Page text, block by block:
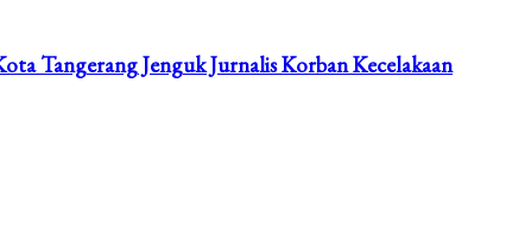
Tangerang Jenguk Jurnalis Korban Kecelakaan